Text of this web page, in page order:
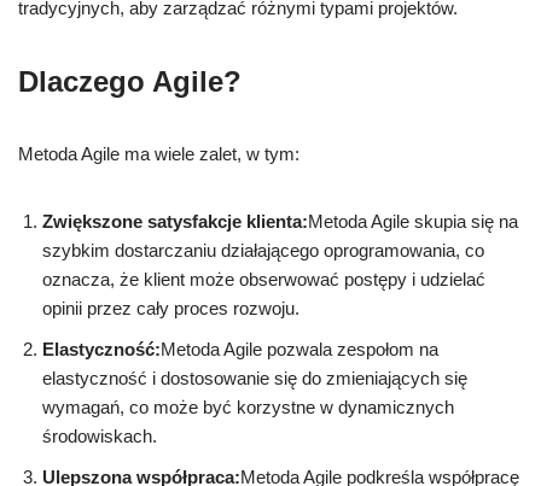
tradycyjnych, aby zarządzać różnymi typami projektów.
Dlaczego Agile?
Metoda Agile ma wiele zalet, w tym:
Zwiększone satysfakcje klienta:Metoda Agile skupia się na
szybkim dostarczaniu działającego oprogramowania, co
oznacza, że klient może obserwować postępy i udzielać
opinii przez cały proces rozwoju.
Elastyczność:Metoda Agile pozwala zespołom na
elastyczność i dostosowanie się do zmieniających się
wymagań, co może być korzystne w dynamicznych
środowiskach.
Ulepszona współpraca:Metoda Agile podkreśla współpracę